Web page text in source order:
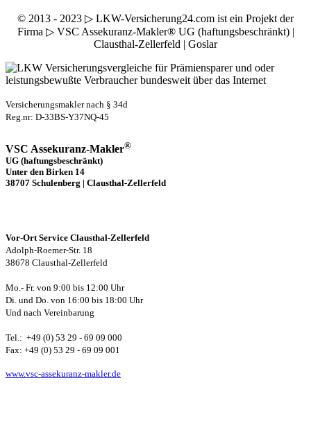
© 2013 - 2023 ▷ LKW-Versicherung24.com ist ein Projekt der
Firma ▷ VSC Assekuranz-Makler® UG (haftungsbeschränkt) |
Clausthal-Zellerfeld | Goslar
Versicherungsmakler nach § 34d
Reg.nr: D-33BS-Y37NQ-45
VSC Assekuranz-Makler®
UG (haftungsbeschränkt)
Unter den Birken 14
38707 Schulenberg | Clausthal-Zellerfeld
Vor-Ort Service Clausthal-Zellerfeld
Adolph-Roemer-Str. 18
38678 Clausthal-Zellerfeld
Mo.- Fr. von 9:00 bis 12:00 Uhr
Di. und Do. von 16:00 bis 18:00 Uhr
Und nach Vereinbarung
Tel.: +49 (0) 53 29 - 69 09 000
Fax: +49 (0) 53 29 - 69 09 001
www.vsc-assekuranz-makler.de